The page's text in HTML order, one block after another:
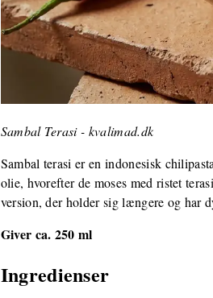
Sambal Terasi - kvalimad.dk
Sambal terasi er en indonesisk
olie, hvorefter de moses med ristet
version, der holder sig længere og har
Giver ca. 250 ml
Ingredienser